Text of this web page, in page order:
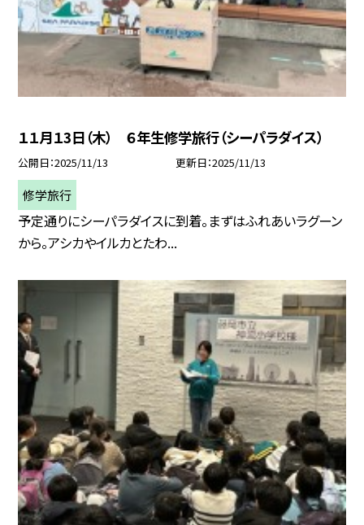
１１月１3日（木） ６年生修学旅行（シーパラダイス）
公開日 2025/11/13 更新日 2025/11/13
修学旅行
予定通りにシーパラダイスに到着。まずはふれあいラグーン
から。アシカやイルカとたわ...